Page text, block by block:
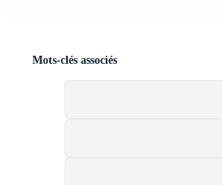
Mots-clés associés